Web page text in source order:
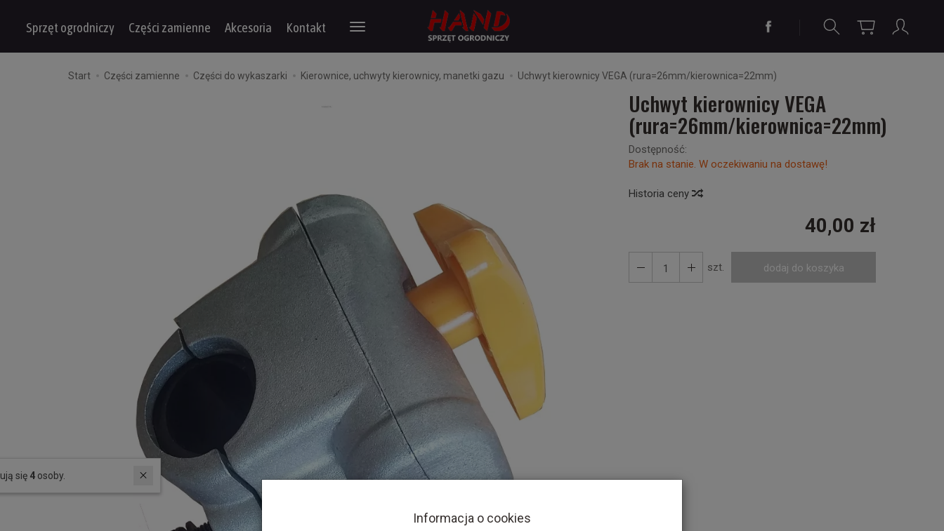
Sprzęt ogrodniczy Części zamienne Akcesoria Kontakt
Start Części zamienne Części do wykaszarki Kierownice, uchwyty kierownicy, manetki gazu Uchwyt kierownicy VEGA (rura=26mm/kierownica=22mm)
Uchwyt kierownicy VEGA
(rura=26mm/kierownica=22mm)
Dostępność:
Brak na stanie. W oczekiwaniu na dostawę!
Historia ceny
40,00 zł
szt. dodaj do koszyka
W ostatnich 7 dniach produktem interesują się 4osoby.
Informacja o cookies